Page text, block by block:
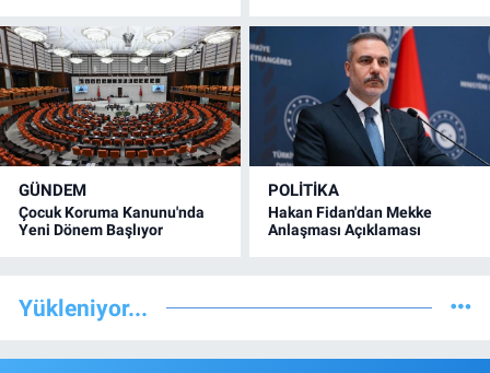
GÜNDEM
Çocuk Koruma Kanunu'nda
Yeni Dönem Başlıyor
POLİTİKA
Hakan Fidan'dan Mekke
Anlaşması Açıklaması
Yükleniyor...